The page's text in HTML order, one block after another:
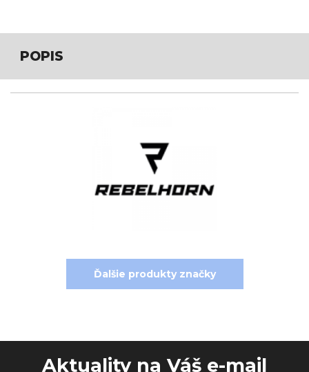
POPIS
Ďalšie produkty značky
Aktuality na Váš e-mail